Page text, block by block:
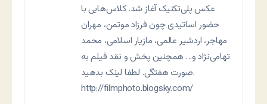
عکس پلی‌تکنیک آغاز شد. کلاس‌هایی با
حضور اساتیدی چون فرزاد موتمن، مهران
مهاجر، اردشیر عالمی، مازیار اسلامی، محمد
تهامی‌نژاد و… همچنین پخش و نقد فیلم به
صورت هفتگی. لطفا لینک بدهید.
http://filmphoto.blogsky.com/